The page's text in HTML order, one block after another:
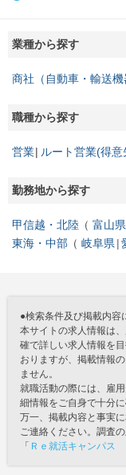
業種から探す
商社（自動車・輸送機
職種から探す
営業 ルート営業(得意
勤務地から探す
甲信越・北陸 富山県
東海・中部
岐阜県
●検索条件及び掲載内容
本サイトの求人情報は
確で詳しい求人情報を
おりますが、掲載情報
ません。
就職活動の際には、雇
細情報をご自身で十分
万一、掲載内容と事実
ご連絡ください。調査
「 Ｒｅ就活キャンパス